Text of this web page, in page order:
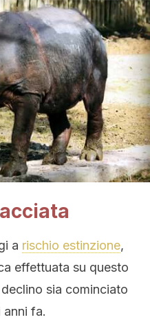
a rischio estinzione,
effettuata su questo
sia cominciato
anni fa.